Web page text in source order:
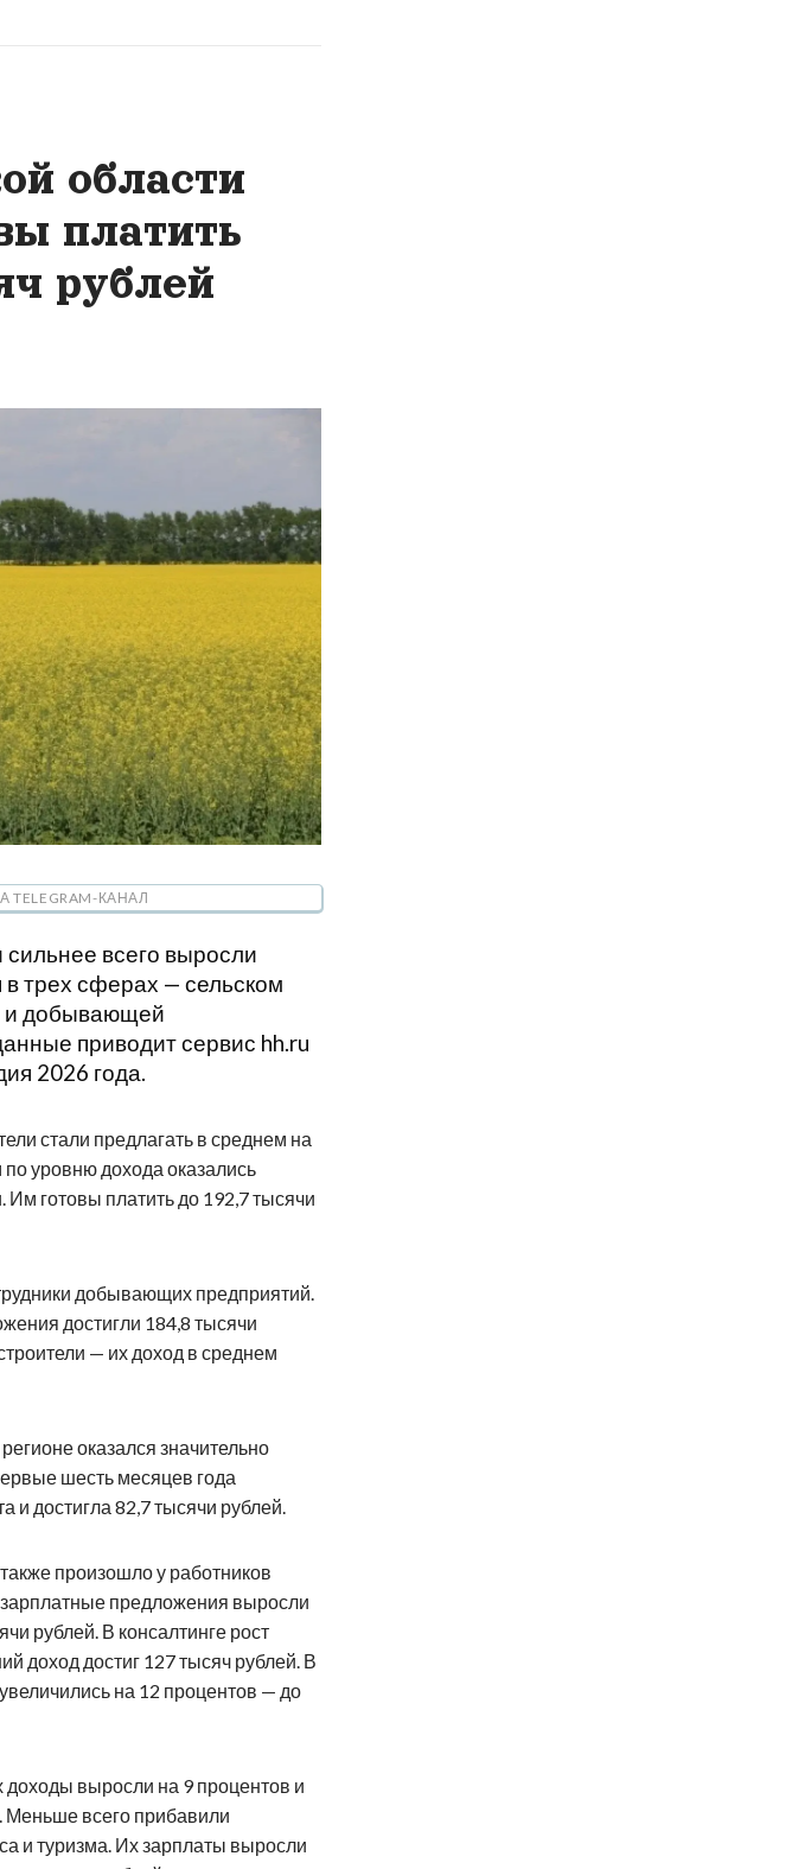
области
платить
рублей
КАНАЛ
всего выросли
трех сферах — сельском
и добывающей
приводит сервис hh.ru
2026 года.
стали предлагать в среднем на
уровню дохода оказались
готовы платить до 192,7 тысячи
добывающих предприятий.
достигли 184,8 тысячи
— их доход в среднем
оказался значительно
шесть месяцев года
и достигла 82,7 тысячи рублей.
произошло у работников
предложения выросли
рублей. В консалтинге рост
доход достиг 127 тысяч рублей. В
на 12 процентов — до
выросли на 9 процентов и
Меньше всего прибавили
и туризма. Их зарплаты выросли